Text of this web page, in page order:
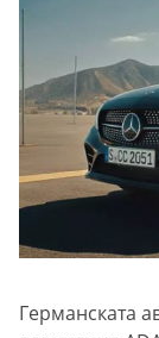
Германската